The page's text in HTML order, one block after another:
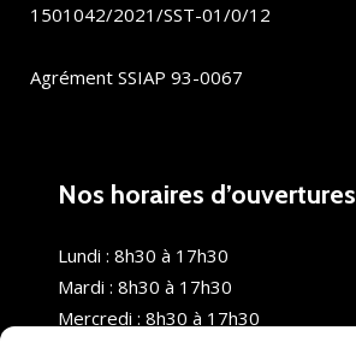
1501042/2021/SST-01/0/12
Agrément SSIAP 93-0067
Nos horaires d’ouvertures
Lundi : 8h30 à 17h30
Mardi : 8h30 à 17h30
Mercredi : 8h30 à 17h30